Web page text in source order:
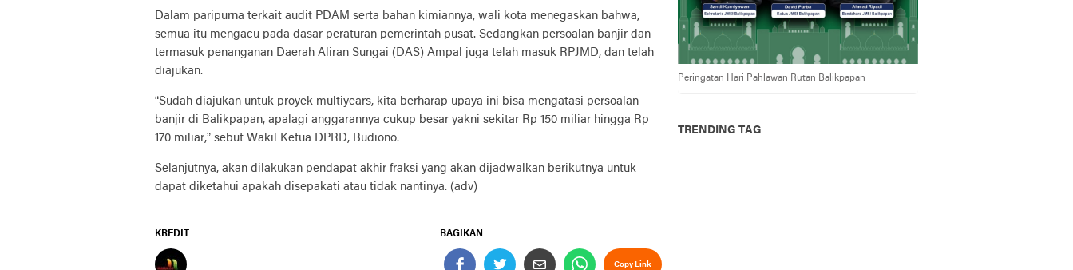
Dalam paripurna terkait audit PDAM serta bahan kimiannya, wali kota menegaskan bahwa,
semua itu mengacu pada dasar peraturan pemerintah pusat. Sedangkan persoalan banjir dan
termasuk penanganan Daerah Aliran Sungai (DAS) Ampal juga telah masuk RPJMD, dan telah
diajukan.
“Sudah diajukan untuk proyek multiyears, kita berharap upaya ini bisa mengatasi persoalan
banjir di Balikpapan, apalagi anggarannya cukup besar yakni sekitar Rp 150 miliar hingga Rp
170 miliar,” sebut Wakil Ketua DPRD, Budiono.
Selanjutnya, akan dilakukan pendapat akhir fraksi yang akan dijadwalkan berikutnya untuk
dapat diketahui apakah disepakati atau tidak nantinya. (adv)
KREDIT BAGIKAN
Copy Link
Peringatan Hari Pahlawan Rutan Balikpapan
TRENDING TAG